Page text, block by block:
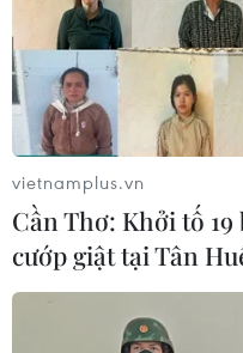
vietnamplus.vn
Cần Thơ: Khởi tố
cướp giật tại Tân